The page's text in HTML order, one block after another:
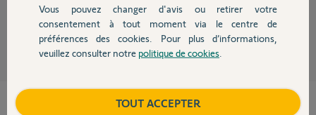
Devis avec un pro
Contact
Anonyme il y a environ 5 ans
Vous pouvez changer d'avis ou retirer votre
consentement à tout moment via le centre de
préférences des cookies. Pour plus d’informations,
veuillez consulter notre politique de cookies
TOUT ACCEPTER